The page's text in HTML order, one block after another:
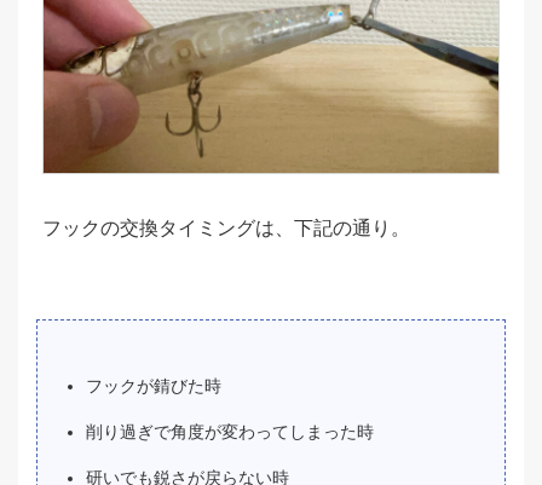
フックの交換タイミングは、下記の通り。
フックが錆びた時
削り過ぎで角度が変わってしまった時
研いでも鋭さが戻らない時